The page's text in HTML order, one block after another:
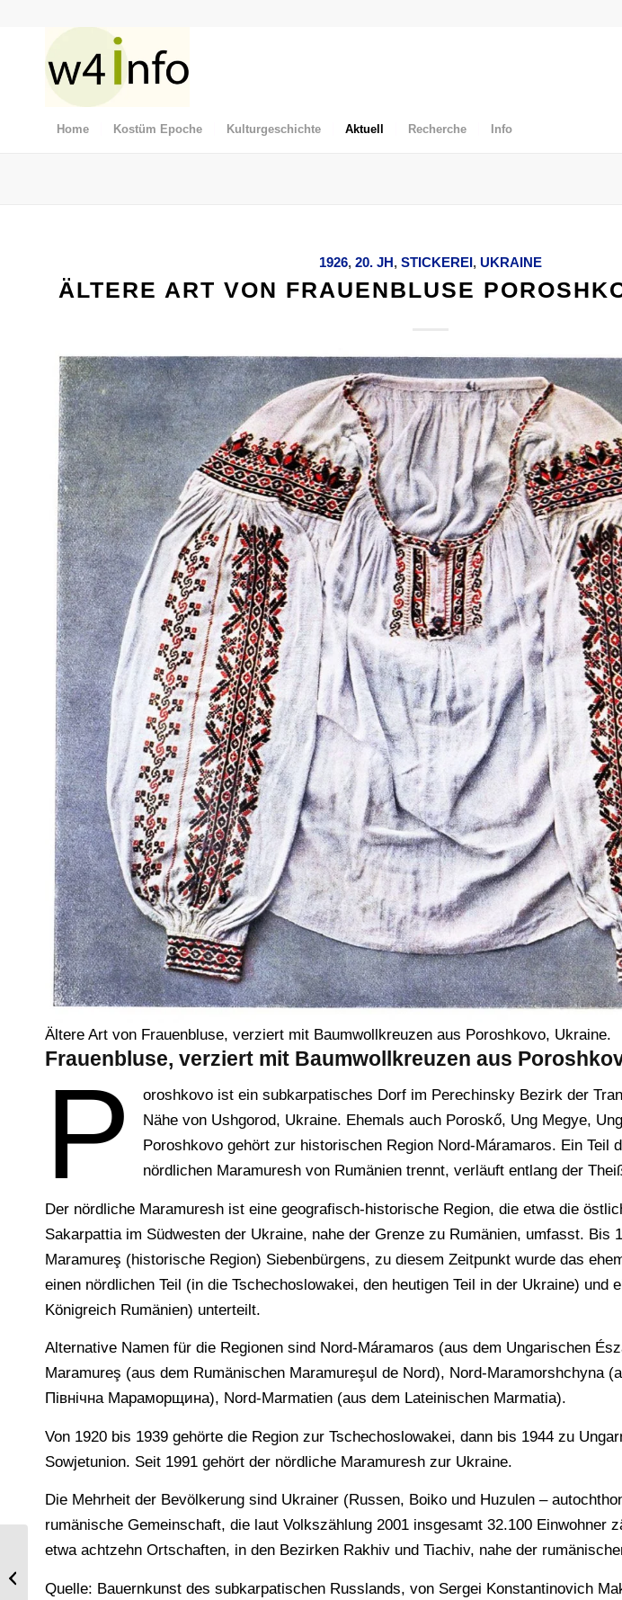
Home Kostüm Epoche Kulturgeschichte Aktuell Recherche Info
1926,20. JH,STICKEREI,UKRAINE
ÄLTERE ART VON FRAUENBLUSE
Ältere Art von Frauenbluse, verziert mit Baumwollkreuzen aus Poroshkovo, Ukraine.
Frauenbluse, verziert mit Baumwollkreuzen aus
P
oroshkovo ist ein subkarpatisches Dorf im Perechinsky Bezirk der
Nähe von Ushgorod, Ukraine. Ehemals auch Poroskő, Ung Megye,
Poroshkovo gehört zur historischen Region Nord-Máramaros. Ein Teil
nördlichen Maramuresh von Rumänien trennt, verläuft entlang der
Der nördliche Maramuresh ist eine geografisch-historische Region, die etwa die
Sakarpattia im Südwesten der Ukraine, nahe der Grenze zu Rumänien, umfasst. Bis
Maramureş (historische Region) Siebenbürgens, zu diesem Zeitpunkt wurde das
einen nördlichen Teil (in die Tschechoslowakei, den heutigen Teil in der Ukraine) und
Königreich Rumänien) unterteilt.
Alternative Namen für die Regionen sind Nord-Máramaros (aus dem Ungarischen
Maramureş (aus dem Rumänischen Maramureşul de Nord), Nord-Maramorshchyna
Північна Мараморщина), Nord-Marmatien (aus dem Lateinischen Marmatia).
Von 1920 bis 1939 gehörte die Region zur Tschechoslowakei, dann bis 1944 zu
Sowjetunion. Seit 1991 gehört der nördliche Maramuresh zur Ukraine.
Die Mehrheit der Bevölkerung sind Ukrainer (Russen, Boiko und Huzulen –
rumänische Gemeinschaft, die laut Volkszählung 2001 insgesamt 32.100 Einwohner
etwa achtzehn Ortschaften, in den Bezirken Rakhiv und Tiachiv, nahe der
Quelle: Bauernkunst des subkarpatischen Russlands, von Sergei Konstantinovich
Ostfriesland